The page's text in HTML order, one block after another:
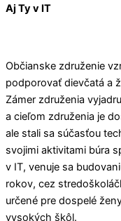
Aj Ty v IT
Občianske združenie
podporovať dievčatá a
Zámer združenia
a cieľom združenia je
ale stali sa súčasťou
svojimi aktivitami búra
v IT, venuje sa
rokov, cez
určené pre dospelé
vysokých škôl.